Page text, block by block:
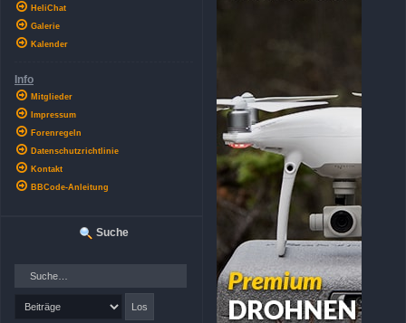
HeliChat
Galerie
Kalender
Info
Mitglieder
Impressum
Forenregeln
Datenschutzrichtlinie
Kontakt
BBCode-Anleitung
Suche